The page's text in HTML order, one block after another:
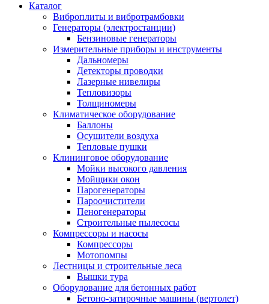
Каталог
Виброплиты и вибротрамбовки
Генераторы (электростанции)
Бензиновые генераторы
Измерительные приборы и инструменты
Дальномеры
Детекторы проводки
Лазерные нивелиры
Тепловизоры
Толщиномеры
Климатическое оборудование
Баллоны
Осушители воздуха
Тепловые пушки
Клининговое оборудование
Мойки высокого давления
Мойщики окон
Парогенераторы
Пароочистители
Пеногенераторы
Строительные пылесосы
Компрессоры и насосы
Компрессоры
Мотопомпы
Лестницы и строительные леса
Вышки тура
Оборудование для бетонных работ
Бетоно-затирочные машины (вертолет)